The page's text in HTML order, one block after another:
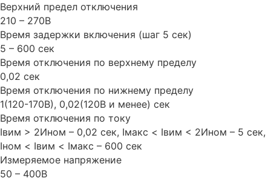
Верхний предел отключения
210 – 270В
Время задержки включения (шаг 5 сек)
5 – 600 сек
Время отключения по верхнему пределу
0,02 сек
Время отключения по нижнему пределу
1(120-170В), 0,02(120В и менее) сек
Время отключения по току
Iвим > 2Ином – 0,02 сек, Iмакс < Iвим < 2Ином – 5 сек,
Iном < Iвим < Iмакс – 600 сек
Измеряемое напряжение
50 – 400B